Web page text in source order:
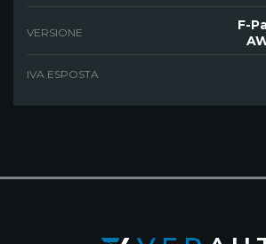
VERSIONE
F-
IVA ESPOSTA